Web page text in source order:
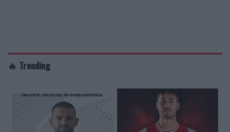
🔥 Trending